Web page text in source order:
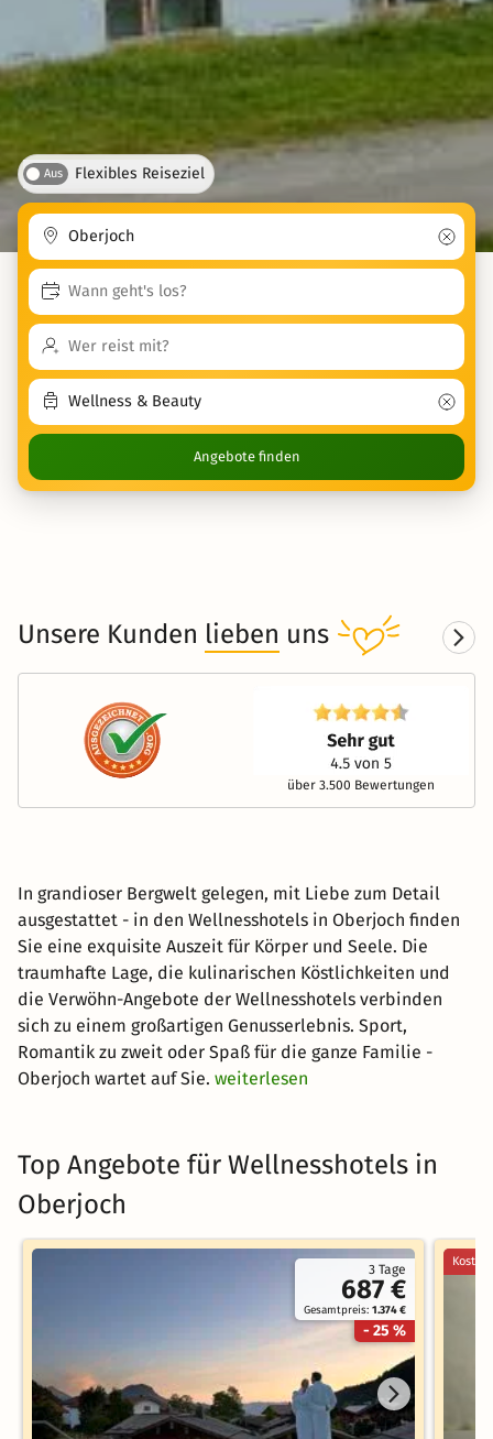
Aus Flexibles Reiseziel
Angebote finden
Unsere Kunden lieben uns
über 3.500 Bewertungen
In grandioser Bergwelt gelegen, mit Liebe zum Detail
ausgestattet - in den Wellnesshotels in Oberjoch finden
Sie eine exquisite Auszeit für Körper und Seele. Die
traumhafte Lage, die kulinarischen Köstlichkeiten und
die Verwöhn-Angebote der Wellnesshotels verbinden
sich zu einem großartigen Genusserlebnis. Sport,
Romantik zu zweit oder Spaß für die ganze Familie -
Oberjoch wartet auf Sie. weiterlesen
Top Angebote für Wellnesshotels in
Oberjoch
3 Tage
687 €
Gesamtpreis:1.374 €
- 25 %